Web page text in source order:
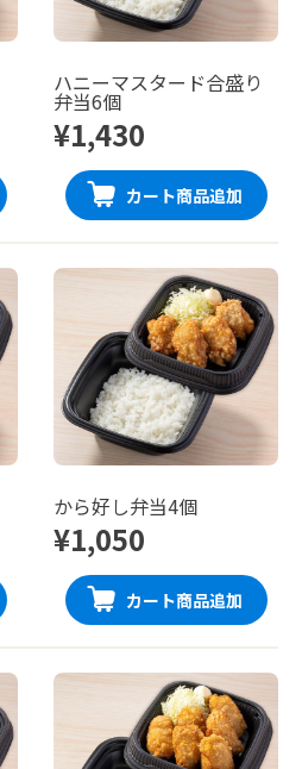
ハニーマスタード合盛り
弁当6個
¥1,430
カート商品追加
から好し弁当4個
¥1,050
カート商品追加